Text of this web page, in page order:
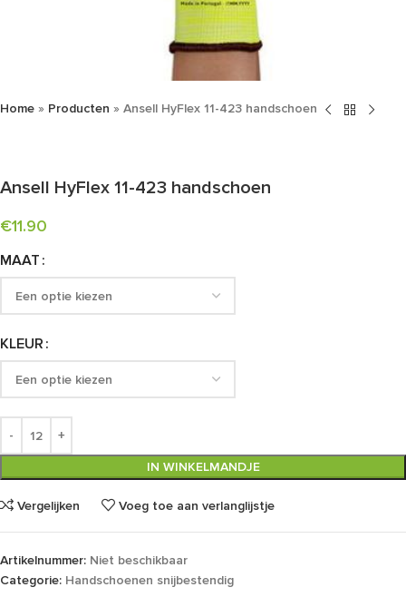
Home » Producten » Ansell HyFlex 11-423 handschoen
Ansell HyFlex 11-423 handschoen
€11.90
MAAT
KLEUR
IN WINKELMANDJE
Vergelijken Voeg toe aan verlanglijstje
Artikelnummer: Niet beschikbaar
Categorie: Handschoenen snijbestendig